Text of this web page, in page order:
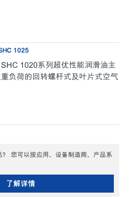
1025
1020系列超优性能润滑油主
负荷的回转螺杆式及叶片式空气
您可以按应用、设备制造商、产品系
了解详情